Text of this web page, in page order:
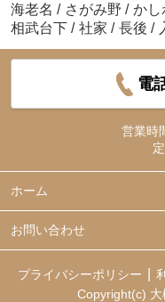
海老名 / さがみ野 / かし
相武台下 / 社家 / 長後 /
電
営業時
ホーム
お問い合わせ
プライバシーポリシー
Copyright(c) 大